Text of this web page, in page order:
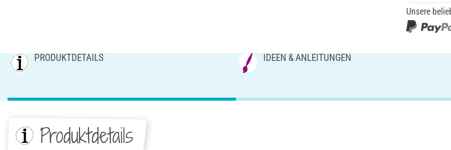
Unsere
PRODUKTDETAILS IDEEN & ANLEITUNGEN
Produktdetails